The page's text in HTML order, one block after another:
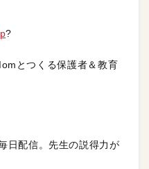
?
とつくる保護者＆教育
日配信。先生の説得力が